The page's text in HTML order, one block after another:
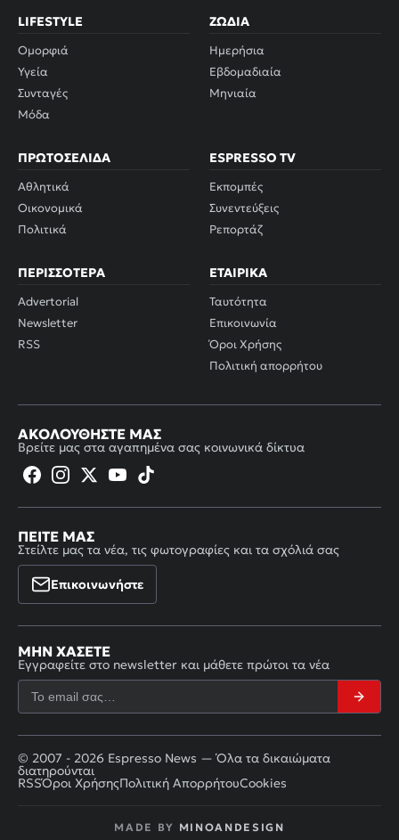
LIFESTYLE
Ομορφιά
Υγεία
Συνταγές
Μόδα
ΖΏΔΙΑ
Ημερήσια
Εβδομαδιαία
Μηνιαία
ΠΡΩΤΟΣΈΛΙΔΑ
Αθλητικά
Οικονομικά
Πολιτικά
ESPRESSO TV
Εκπομπές
Συνεντεύξεις
Ρεπορτάζ
ΠΕΡΙΣΣΌΤΕΡΑ
Advertorial
Newsletter
RSS
ΕΤΑΙΡΙΚΆ
Ταυτότητα
Επικοινωνία
Όροι Χρήσης
Πολιτική απορρήτου
ΑΚΟΛΟΥΘΉΣΤΕ ΜΑΣ
Βρείτε μας στα αγαπημένα σας κοινωνικά δίκτυα
ΠΕΊΤΕ ΜΑΣ
Στείλτε μας τα νέα, τις φωτογραφίες και τα σχόλιά σας
Επικοινωνήστε
ΜΗΝ ΧΆΣΕΤΕ
Εγγραφείτε στο newsletter και μάθετε πρώτοι τα νέα
© 2007 - 2026 Espresso News — Όλα τα δικαιώματα
διατηρούνται
RSSΌροι ΧρήσηςΠολιτική ΑπορρήτουCookies
MADE BY MINOANDESIGN